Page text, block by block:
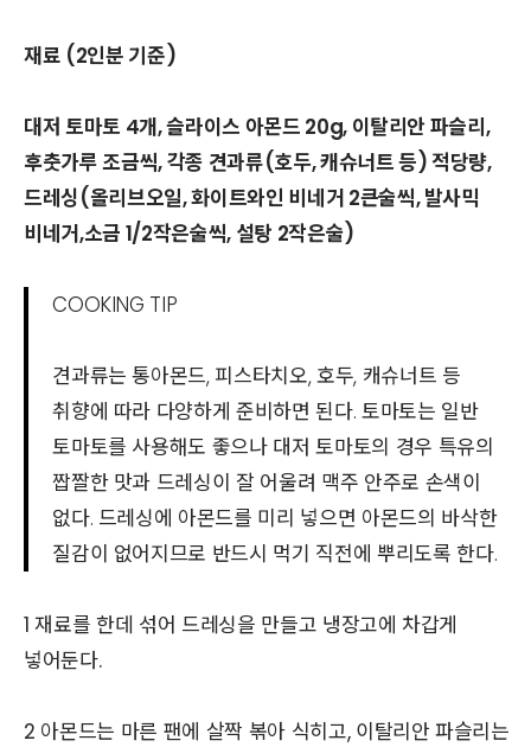
재료 (2인분 기준)
대저 토마토 4개, 슬라이스 아몬드 20g, 이탈리안 파슬리,
후춧가루 조금씩, 각종 견과류(호두, 캐슈너트 등) 적당량,
드레싱(올리브오일, 화이트와인 비네거 2큰술씩, 발사믹
비네거,소금 1/2작은술씩, 설탕 2작은술)
COOKING TIP
견과류는 통아몬드, 피스타치오, 호두, 캐슈너트 등
취향에 따라 다양하게 준비하면 된다. 토마토는 일반
토마토를 사용해도 좋으나 대저 토마토의 경우 특유의
짭짤한 맛과 드레싱이 잘 어울려 맥주 안주로 손색이
없다. 드레싱에 아몬드를 미리 넣으면 아몬드의 바삭한
질감이 없어지므로 반드시 먹기 직전에 뿌리도록 한다.
1 재료를 한데 섞어 드레싱을 만들고 냉장고에 차갑게
넣어둔다.
2 아몬드는 마른 팬에 살짝 볶아 식히고, 이탈리안 파슬리는